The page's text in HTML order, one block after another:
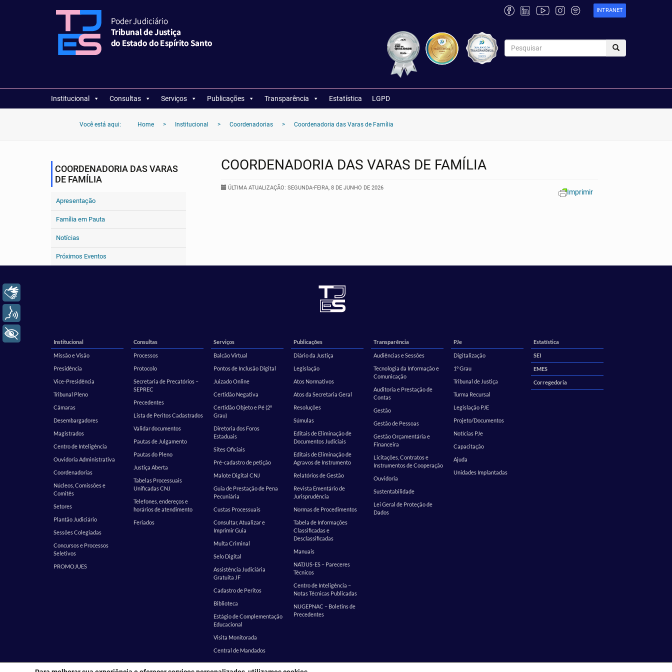
INTRANET
Institucional Consultas Serviços Publicações Transparência Estatística LGPD
Você está aqui: Home > Institucional > Coordenadorias > Coordenadoria das Varas de Família
COORDENADORIA DAS VARAS
DE FAMÍLIA
Apresentação
Família em Pauta
Notícias
Próximos Eventos
COORDENADORIA DAS VARAS DE FAMÍLIA
Imprimir
ÚLTIMA ATUALIZAÇÃO: SEGUNDA-FEIRA, 8 DE JUNHO DE 2026
Institucional
Missão e Visão
Presidência
Vice-Presidência
Tribunal Pleno
Câmaras
Desembargadores
Magistrados
Centro de Inteligência
Ouvidoria Administrativa
Coordenadorias
Núcleos, Comissões e
Comitês
Setores
Plantão Judiciário
Sessões Colegiadas
Concursos e Processos
Seletivos
PROMOJUES
Consultas
Processos
Protocolo
Secretaria de Precatórios –
SEPREC
Precedentes
Lista de Peritos Cadastrados
Validar documentos
Pautas de Julgamento
Pautas do Pleno
Justiça Aberta
Tabelas Processuais
Unificadas CNJ
Telefones, endereços e
horários de atendimento
Feriados
Serviços
Balcão Virtual
Pontos de Inclusão Digital
Juizado Online
Certidão Negativa
Certidão Objeto e Pé (2º
Grau)
Diretoria dos Foros
Estaduais
Sites Oficiais
Pré-cadastro de petição
Malote Digital CNJ
Guia de Prestação de Pena
Pecuniária
Custas Processuais
Consultar, Atualizar e
Imprimir Guia
Multa Criminal
Selo Digital
Assistência Judiciária
Gratuita JF
Cadastro de Peritos
Biblioteca
Estágio de Complementação
Educacional
Visita Monitorada
Central de Mandados
Publicações
Diário da Justiça
Legislação
Atos Normativos
Atos da Secretaria Geral
Resoluções
Súmulas
Editais de Eliminação de
Documentos Judiciais
Editais de Eliminação de
Agravos de Instrumento
Relatórios de Gestão
Revista Ementário de
Jurisprudência
Normas de Procedimentos
Tabela de Informações
Classificadas e
Desclassificadas
Manuais
NATJUS-ES – Pareceres
Técnicos
Centro de Inteligência –
Notas Técnicas Publicadas
NUGEPNAC – Boletins de
Precedentes
Transparência
Audiências e Sessões
Tecnologia da Informação e
Comunicação
Auditoria e Prestação de
Contas
Gestão
Gestão de Pessoas
Gestão Orçamentária e
Financeira
Licitações, Contratos e
Instrumentos de Cooperação
Ouvidoria
Sustentabilidade
Lei Geral de Proteção de
Dados
PJe
Digitalização
1º Grau
Tribunal de Justiça
Turma Recursal
Legislação PJE
Projeto/Documentos
Notícias PJe
Capacitação
Ajuda
Unidades Implantadas
Estatística
SEI
EMES
Corregedoria